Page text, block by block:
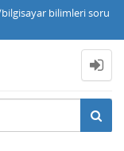
bilimleri soru